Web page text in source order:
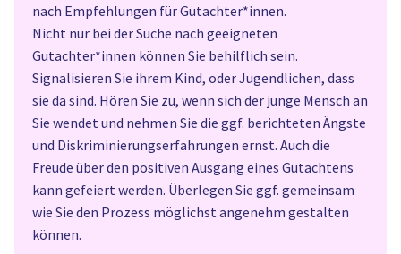
nach Empfehlungen für Gutachter*innen.
Nicht nur bei der Suche nach geeigneten
Gutachter*innen können Sie behilflich sein.
Signalisieren Sie ihrem Kind, oder Jugendlichen, dass
sie da sind. Hören Sie zu, wenn sich der junge Mensch an
Sie wendet und nehmen Sie die ggf. berichteten Ängste
und Diskriminierungserfahrungen ernst. Auch die
Freude über den positiven Ausgang eines Gutachtens
kann gefeiert werden. Überlegen Sie ggf. gemeinsam
wie Sie den Prozess möglichst angenehm gestalten
können.